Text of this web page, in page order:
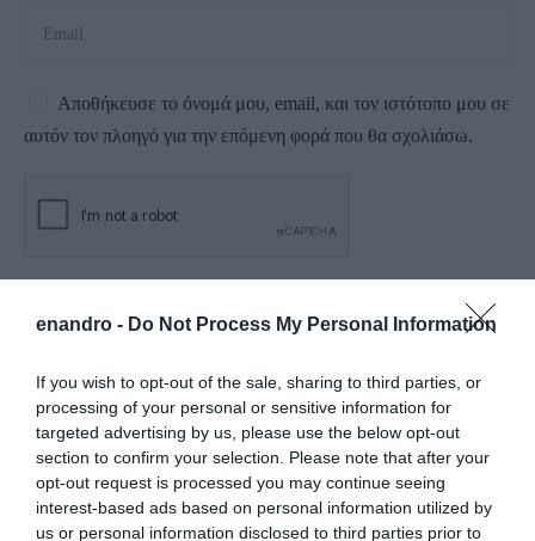
enandro - Do Not Process My Personal Information
If you wish to opt-out of the sale, sharing to third parties, or
processing of your personal or sensitive information for
targeted advertising by us, please use the below opt-out
section to confirm your selection. Please note that after your
opt-out request is processed you may continue seeing
interest-based ads based on personal information utilized by
us or personal information disclosed to third parties prior to
Αποθήκευσε το όνομά μου, email, και τον ιστότοπο μου σε
αυτόν τον πλοηγό για την επόμενη φορά που θα σχολιάσω.